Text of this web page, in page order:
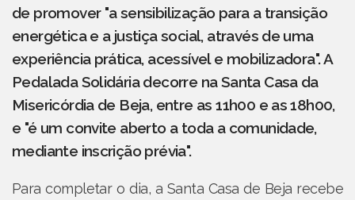
de promover "a sensibilização para a transição
energética e a justiça social, através de uma
experiência prática, acessível e mobilizadora". A
Pedalada Solidária decorre na Santa Casa da
Misericórdia de Beja, entre as 11h00 e as 18h00,
e "é um convite aberto a toda a comunidade,
mediante inscrição prévia".
Para completar o dia, a Santa Casa de Beja recebe